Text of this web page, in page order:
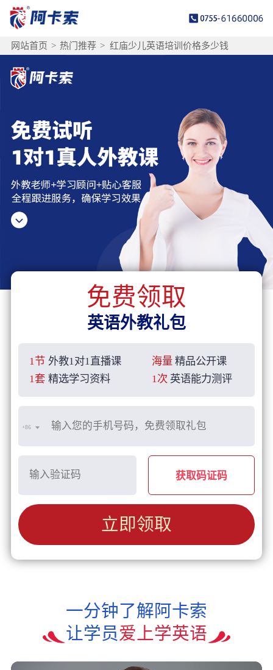
网站首页 > 热门推荐 > 红庙少儿英语培训价格多少钱
免费领取
英语外教礼包
1节 外教1对1直播课 海量 精品公开课
1套 精选学习资料 1次 英语能力测评
+86
获取码证码
立即领取
一分钟了解阿卡索
让学员爱上学英语